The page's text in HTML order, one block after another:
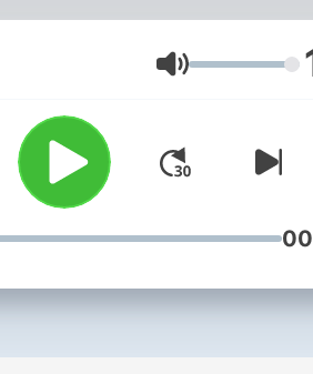
讓您在人生道路穩穩向前行
[心靈能量棒] 主持人：士玶
邀請心理學專家醫師等來賓，
您解憂排悶
[內政部空中服務處] 主持人
邀請內政部各領域專家，為
Volume